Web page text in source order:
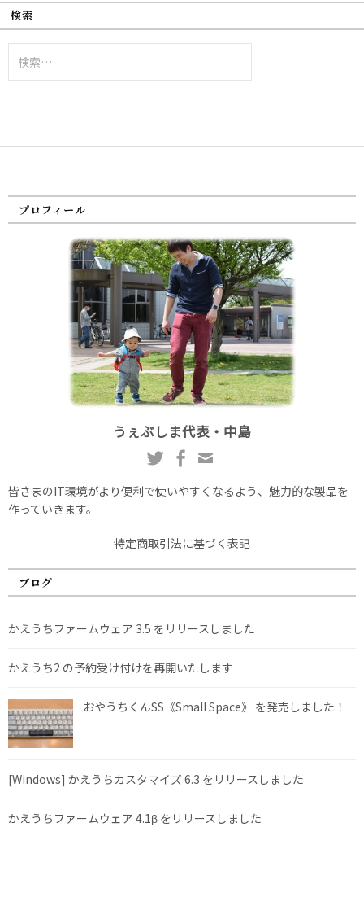
検索
索:
プロフィール
うぇぶしま代表・中島
皆さまのIT環境がより便利で使いやすくなるよう、魅力的な製品を
作っていきます。
特定商取引法に基づく表記
ブログ
かえうちファームウェア 3.5 をリリースしました
かえうち2 の予約受け付けを再開いたします
おやうちくんSS《Small Space》 を発売しました！
[Windows] かえうちカスタマイズ 6.3 をリリースしました
かえうちファームウェア 4.1β をリリースしました